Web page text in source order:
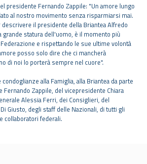
presidente Fernando Zappile: "Un amore lungo
al nostro movimento senza risparmiarsi mai.
il presidente della Briantea Alfredo
grande statura dell'uomo, è il momento più
e rispettando le sue ultime volontà
posso solo dire che ci mancherà
di noi lo porterà sempre nel cuore".
alla Famiglia, alla Briantea da parte
Zappile, del vicepresidente Chiara
Alessia Ferri, dei Consiglieri, del
Giusto, degli staff delle Nazionali, di tutti gli
collaboratori federali.